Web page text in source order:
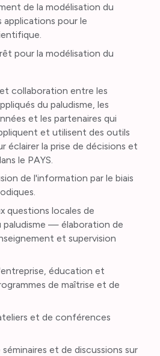
de la modélisation du
applications pour le
pour la modélisation du
collaboration entre les
du paludisme, les
et les partenaires qui
et utilisent des outils
éclairer la prise de décisions et
le PAYS.
de l'information par le biais
questions locales de
paludisme — élaboration de
et supervision
éducation et
de maîtrise et de
et de conférences
et de discussions sur